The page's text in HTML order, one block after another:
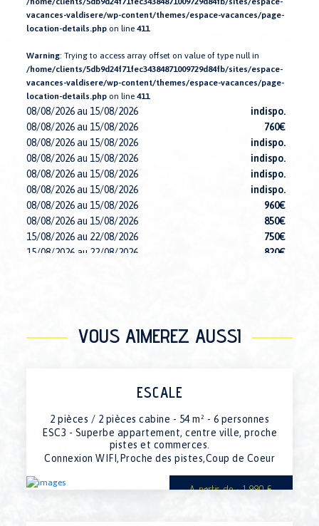
vacances-valdisere/wp-content/themes/espace-vacances/page-
location-details.php on line411
Warning: Trying to access array offset on value of type null in
/home/clients/5db9d24f71fec34384871009729d84fb/sites/espace-
vacances-valdisere/wp-content/themes/espace-vacances/page-
location-details.php on line411
08/08/2026 au 15/08/2026
indispo.
08/08/2026 au 15/08/2026
760€
08/08/2026 au 15/08/2026
indispo.
08/08/2026 au 15/08/2026
indispo.
08/08/2026 au 15/08/2026
indispo.
08/08/2026 au 15/08/2026
indispo.
08/08/2026 au 15/08/2026
960€
08/08/2026 au 15/08/2026
850€
15/08/2026 au 22/08/2026
750€
15/08/2026 au 22/08/2026
820€
15/08/2026 au 22/08/2026
15/08/2026 au 22/08/2026
22/08/2026 au 29/08/2026
indispo.
22/08/2026 au 29/08/2026
22/08/2026 au 29/08/2026
820€
29/08/2026 au 05/09/2026
750€
VOUS AIMEREZ AUSSI
ESCALE
2 pièces / 2 pièces cabine - 54 m² - 6 personnes
ESC3 - Superbe appartement, centre ville, proche
pistes et commerces.
Connexion WIFI,Proche des pistes,Coup de Coeur
A partir de : 1 990 €